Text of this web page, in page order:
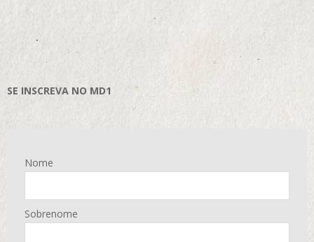
SE INSCREVA NO MD1
Nome
Sobrenome